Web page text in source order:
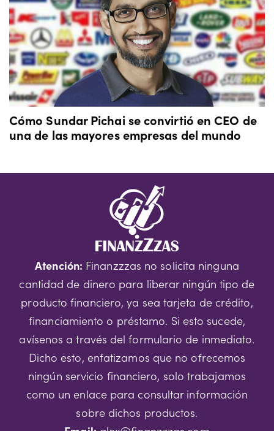
Cómo Sundar Pichai se convirtió en CEO de
una de las mayores empresas del mundo
Atención: Finanzzzas no solicita ninguna
cantidad de dinero para liberar ningún tipo de
producto financiero, ya sea tarjeta de crédito,
financiamiento o préstamo. Si esto sucede,
avísenos a través del formulario de inmediato.
Dicho esto, enfatizamos que no ofrecemos
ningún servicio financiero, solo trabajamos
como un enlace para consultar información
sobre dichos productos.